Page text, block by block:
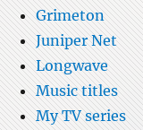
Grimeton
Juniper Net
Longwave
Music titles
My TV series